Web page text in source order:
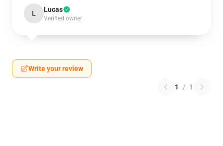
L Lucas
Verified owner
Write your review
1 / 1